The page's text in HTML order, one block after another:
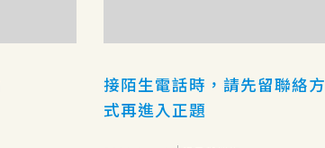
接陌生電話時，請先留聯絡方
式再進入正題